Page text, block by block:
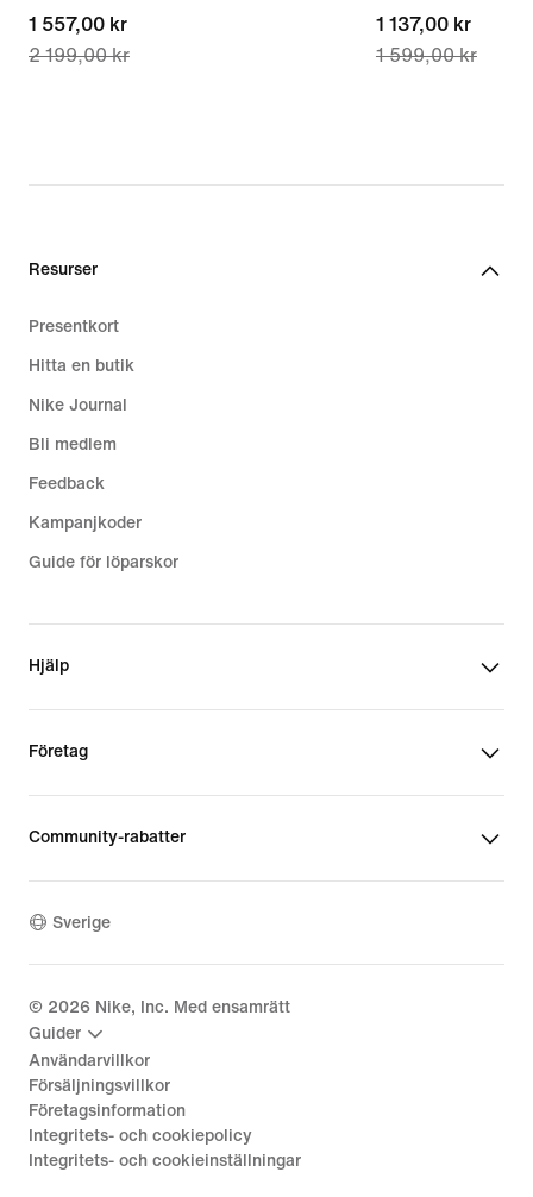
current
price
2 199,00 kr
1 557,00 kr
2 199,00 kr
current
price
1 599,00 kr
1 137,00 kr
1 599,00 kr
Resurser
Presentkort
Hitta en butik
Nike Journal
Bli medlem
Feedback
Kampanjkoder
Guide för löparskor
Hjälp
Företag
Community-rabatter
Sverige
© 2026 Nike, Inc. Med ensamrätt
Guider
Användarvillkor
Försäljningsvillkor
Företagsinformation
Integritets- och cookiepolicy
Integritets- och cookieinställningar